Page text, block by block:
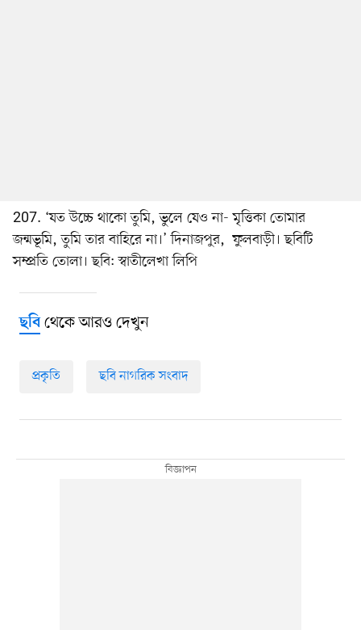
207. ‘যত উচ্চে থাকো তুমি, ভুলে যেও না- মৃত্তিকা তোমার
জন্মভূমি, তুমি তার বাহিরে না।’ দিনাজপুর, ফুলবাড়ী। ছবিটি
সম্প্রতি তোলা। ছবি: স্বাতীলেখা লিপি
ছবিথেকে আরও দেখুন
প্রকৃতি ছবি নাগরিক সংবাদ